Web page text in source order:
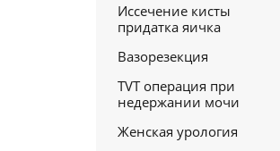
Иссечение кисты
придатка яичка
Вазорезекция
TVT операция при
недержании мочи
Женская урология